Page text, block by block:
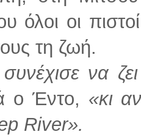
όλοι οι
τη ζωή.
να
ο Έντο, «κι
River».